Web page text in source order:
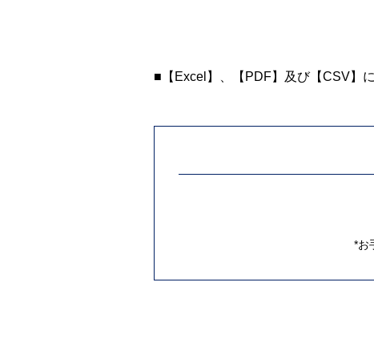
■【Excel】、【PDF】及び【CSV】に
*お